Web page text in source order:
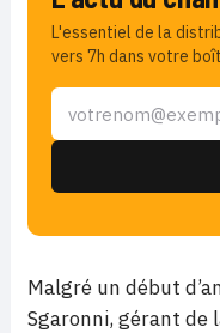
L'essentiel de la
vers 7h dans votre
Malgré un début
Sgaronni, gérant de